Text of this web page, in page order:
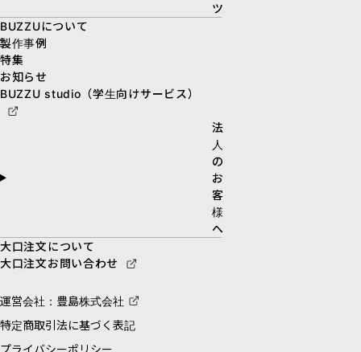
ツ
BUZZUについて
製作事例
特集
お知らせ
BUZZU studio（学生向けサービス）
法
人
の
お
客
様
へ
大口注文について
大口注文お問い合わせ
運営会社：豊島株式会社
特定商取引法に基づく表記
プライバシーポリシー